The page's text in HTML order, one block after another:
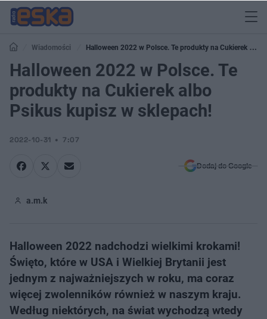
Wiadomości
Halloween 2022 w Polsce. Te produkty na Cukierek albo
Psikus kupisz w sklepach!
Halloween 2022 w Polsce. Te
produkty na Cukierek albo
Psikus kupisz w sklepach!
2022-10-31 7:07
Dodaj do Google
a.m.k
Halloween 2022 nadchodzi wielkimi krokami!
Święto, które w USA i Wielkiej Brytanii jest
jednym z najważniejszych w roku, ma coraz
więcej zwolenników również w naszym kraju.
Według niektórych, na świat wychodzą wtedy